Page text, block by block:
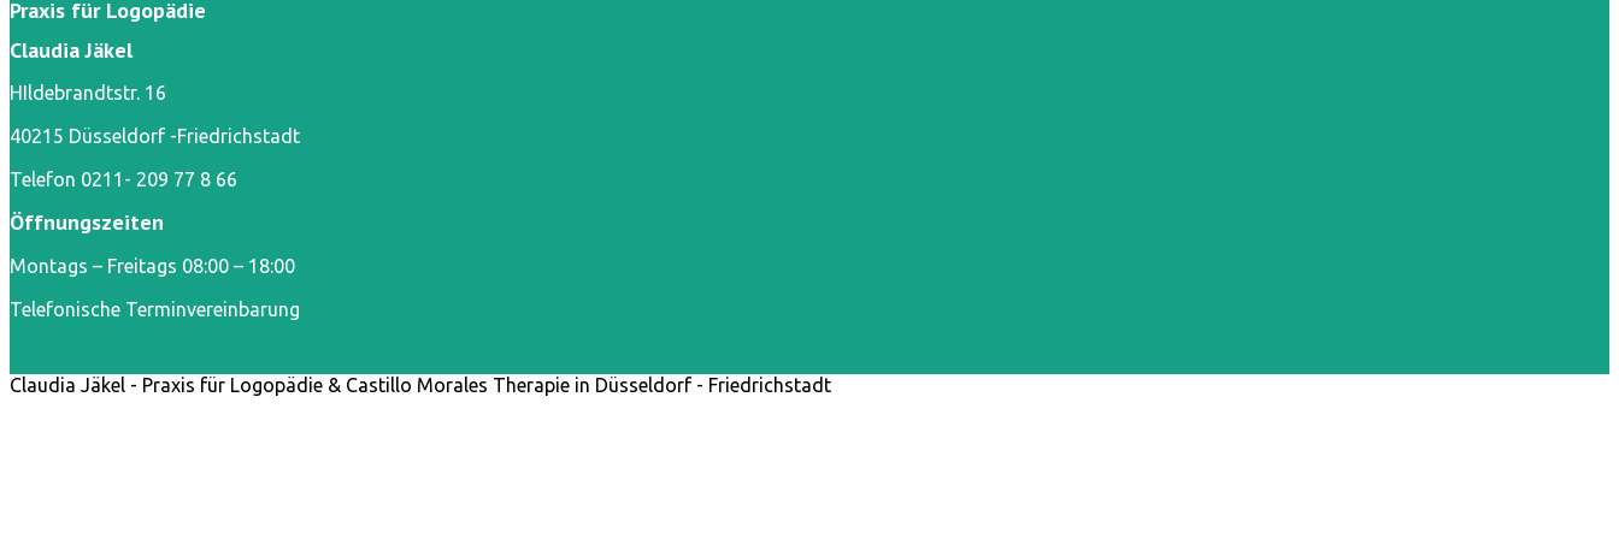
Praxis für Logopädie
Claudia Jäkel
HIldebrandtstr. 16
40215 Düsseldorf -Friedrichstadt
Telefon 0211- 209 77 8 66
Öffnungszeiten
Montags – Freitags 08:00 – 18:00
Telefonische Terminvereinbarung
Claudia Jäkel - Praxis für Logopädie & Castillo Morales Therapie in Düsseldorf - Friedrichstadt